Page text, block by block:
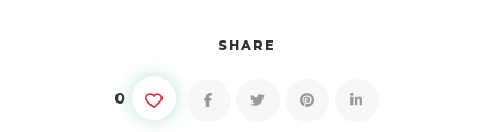
SHARE
0